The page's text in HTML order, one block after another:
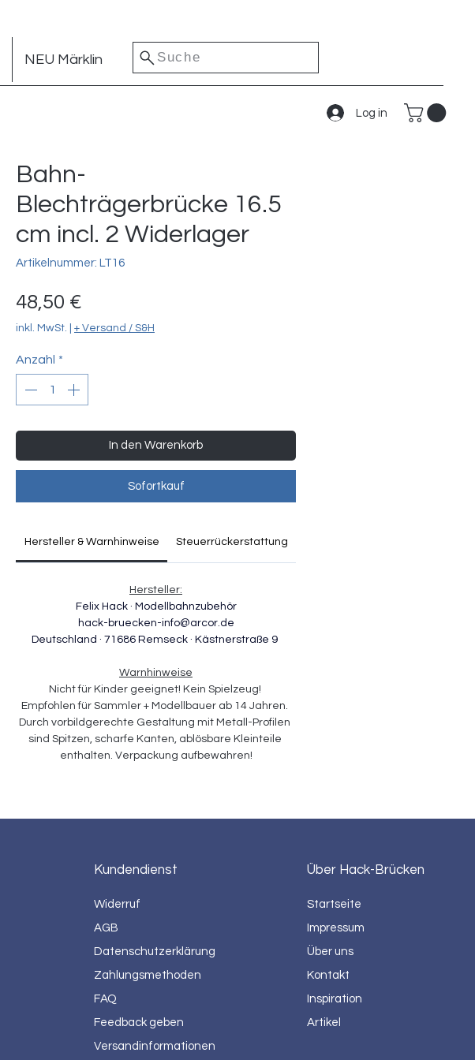
NEU Märklin Suche
Log in
Bahn-
Blechträgerbrücke 16.5
cm incl. 2 Widerlager
Artikelnummer: LT16
48,50 €
inkl. MwSt. + Versand / S&H
Anzahl *
In den Warenkorb
Sofortkauf
Hersteller & Warnhinweise Steuerrückerstattung
Hersteller:
Felix Hack · Modellbahnzubehör
hack-bruecken-info@arcor.de
Deutschland · 71686 Remseck · Kästnerstraße 9
Warnhinweise
Nicht für Kinder geeignet! Kein Spielzeug!
Empfohlen für Sammler + Modellbauer ab 14 Jahren.
Durch vorbildgerechte Gestaltung mit Metall-Profilen
sind Spitzen, scharfe Kanten, ablösbare Kleinteile
enthalten. Verpackung aufbewahren!
Kundendienst
Widerruf
AGB
Datenschutzerklärung
Zahlungsmethoden
FAQ
Feedback geben
Versandinformationen
Über Hack-Brücken
Startseite
Impressum
Über uns
Kontakt
Inspiration
Artikel